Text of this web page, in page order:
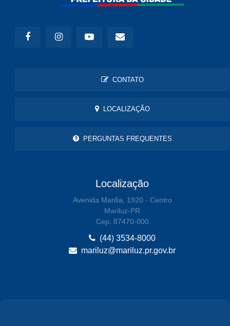
CONTATO
LOCALIZAÇÃO
PERGUNTAS FREQUENTES
Localização
Avenida Marilia, 1920 - Centro
Mariluz-PR
Cep: 87470-000
(44) 3534-8000
mariluz@mariluz.pr.gov.br